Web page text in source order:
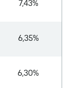
7,43%
6,35%
6,30%